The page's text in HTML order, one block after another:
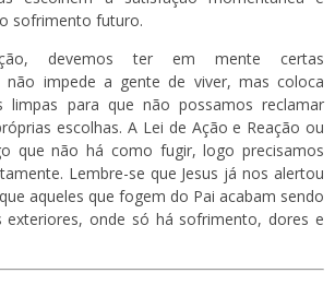
sofrimento futuro.
devemos ter em mente certas
não impede a gente de viver, mas coloca
limpas para que não possamos reclamar
escolhas. A Lei de Ação e Reação ou
que não há como fugir, logo precisamos
Lembre-se que Jesus já nos alertou
aqueles que fogem do Pai acabam sendo
exteriores, onde só há sofrimento, dores e